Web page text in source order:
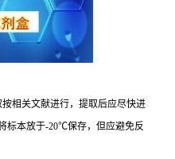
相关文献进行，提取后应尽快进
标本放于-20℃保存，但应避免反